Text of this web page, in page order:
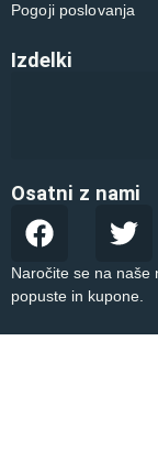
Pogoji poslovanja
Izdelki
Osatni z nami
Naročite se na naše
popuste in kupone.